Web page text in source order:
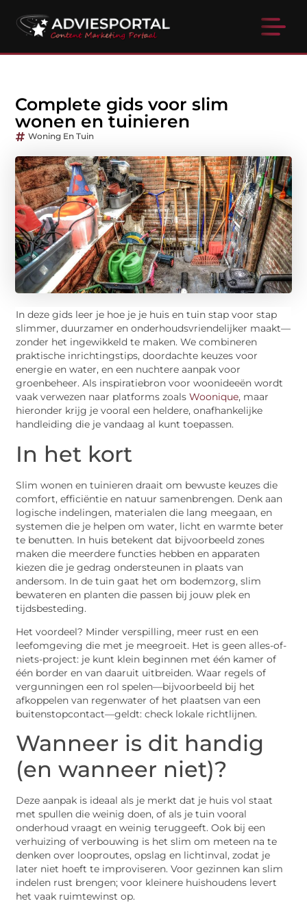
Complete gids voor slim
wonen en tuinieren
Woning En Tuin
In deze gids leer je hoe je je huis en tuin stap voor stap
slimmer, duurzamer en onderhoudsvriendelijker maakt—
zonder het ingewikkeld te maken. We combineren
praktische inrichtingstips, doordachte keuzes voor
energie en water, en een nuchtere aanpak voor
groenbeheer. Als inspiratiebron voor woonideeën wordt
vaak verwezen naar platforms zoalsWoonique, maar
hieronder krijg je vooral een heldere, onafhankelijke
handleiding die je vandaag al kunt toepassen.
In het kort
Slim wonen en tuinieren draait om bewuste keuzes die
comfort, efficiëntie en natuur samenbrengen. Denk aan
logische indelingen, materialen die lang meegaan, en
systemen die je helpen om water, licht en warmte beter
te benutten. In huis betekent dat bijvoorbeeld zones
maken die meerdere functies hebben en apparaten
kiezen die je gedrag ondersteunen in plaats van
andersom. In de tuin gaat het om bodemzorg, slim
bewateren en planten die passen bij jouw plek en
tijdsbesteding.
Het voordeel? Minder verspilling, meer rust en een
leefomgeving die met je meegroeit. Het is geen alles-of-
niets-project: je kunt klein beginnen met één kamer of
één border en van daaruit uitbreiden. Waar regels of
vergunningen een rol spelen—bijvoorbeeld bij het
afkoppelen van regenwater of het plaatsen van een
buitenstopcontact—geldt: check lokale richtlijnen.
Wanneer is dit handig
(en wanneer niet)?
Deze aanpak is ideaal als je merkt dat je huis vol staat
met spullen die weinig doen, of als je tuin vooral
onderhoud vraagt en weinig teruggeeft. Ook bij een
verhuizing of verbouwing is het slim om meteen na te
denken over looproutes, opslag en lichtinval, zodat je
later niet hoeft te improviseren. Voor gezinnen kan slim
indelen rust brengen; voor kleinere huishoudens levert
het vaak ruimtewinst op.